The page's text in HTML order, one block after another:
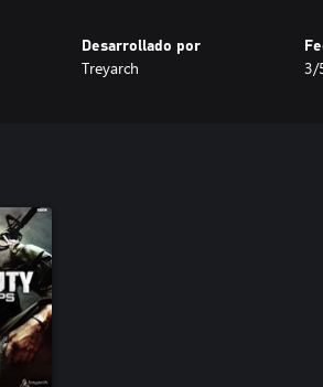
Desarrollado por
Treyarch 3/